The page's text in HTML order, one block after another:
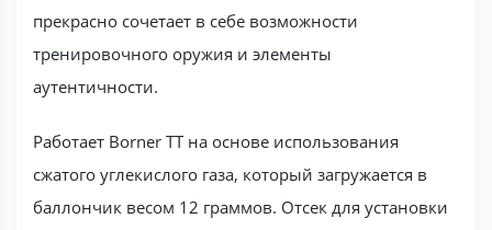
прекрасно сочетает в себе возможности
тренировочного оружия и элементы
аутентичности.
Работает Borner TT на основе использования
сжатого углекислого газа, который загружается в
баллончик весом 12 граммов. Отсек для установки